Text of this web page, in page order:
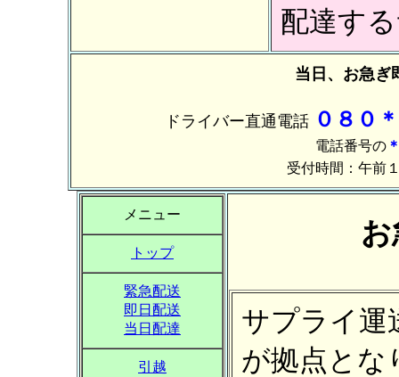
配達す
当日、お急ぎ
ドライバー直通電話 ０８０
電話番号の
受付時間：午前
メニュー
トップ
緊急配送
即日配送
当日配達
引越
サプライ運
が拠点とな